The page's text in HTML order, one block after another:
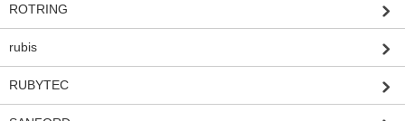
ROTRING
rubis
RUBYTEC